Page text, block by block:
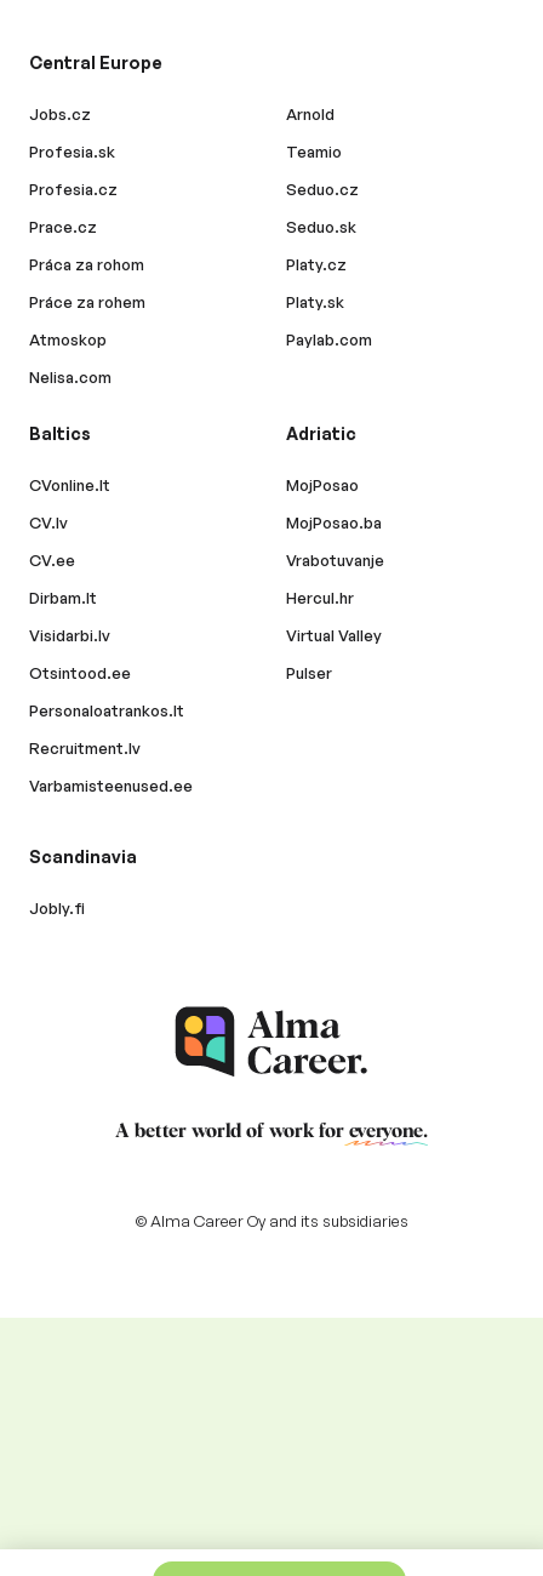
Central Europe
Jobs.cz
Profesia.sk
Profesia.cz
Prace.cz
Práca za rohom
Práce za rohem
Atmoskop
Nelisa.com
Arnold
Teamio
Seduo.cz
Seduo.sk
Platy.cz
Platy.sk
Paylab.com
Baltics
CVonline.lt
CV.lv
CV.ee
Dirbam.lt
Visidarbi.lv
Otsintood.ee
Personaloatrankos.lt
Recruitment.lv
Varbamisteenused.ee
Adriatic
MojPosao
MojPosao.ba
Vrabotuvanje
Hercul.hr
Virtual Valley
Pulser
Scandinavia
Jobly.fi
A better world of work for everyone.
© Alma Career Oy and its subsidiaries